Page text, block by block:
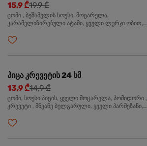
15,9 ₾19,9 ₾
ცომი , ბეშამელის სოუსი, მოცარელა,
კარამელიზირებული ატამი, ყველი ლურჯი ობით,
პიცა კრევეტის 24 სმ
13,9 ₾14,9 ₾
ცომი, სოუსი პიცის, ყველი მოცარელა, პომიდორი ,
კრევეტი , მწვანე ბულგარული, ყველი პარმეზანი,